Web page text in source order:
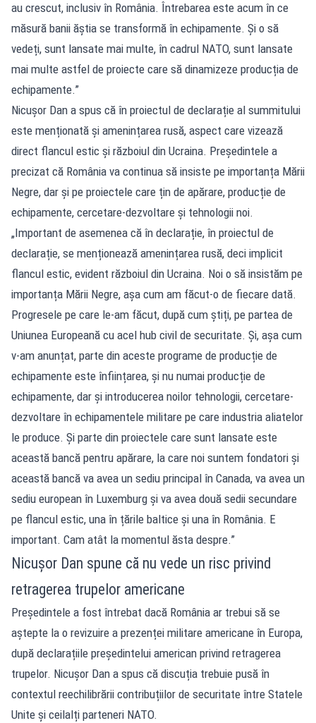
au crescut, inclusiv în România. Întrebarea este acum în ce
măsură banii ăștia se transformă în echipamente. Și o să
vedeți, sunt lansate mai multe, în cadrul NATO, sunt lansate
mai multe astfel de proiecte care să dinamizeze producția de
echipamente.”
Nicușor Dan a spus că în proiectul de declarație al summitului
este menționată și amenințarea rusă, aspect care vizează
direct flancul estic și războiul din Ucraina. Președintele a
precizat că România va continua să insiste pe importanța Mării
Negre, dar și pe proiectele care țin de apărare, producție de
echipamente, cercetare-dezvoltare și tehnologii noi.
„Important de asemenea că în declarație, în proiectul de
declarație, se menționează amenințarea rusă, deci implicit
flancul estic, evident războiul din Ucraina. Noi o să insistăm pe
importanța Mării Negre, așa cum am făcut-o de fiecare dată.
Progresele pe care le-am făcut, după cum știți, pe partea de
Uniunea Europeană cu acel hub civil de securitate. Și, așa cum
v-am anunțat, parte din aceste programe de producție de
echipamente este înființarea, și nu numai producție de
echipamente, dar și introducerea noilor tehnologii, cercetare-
dezvoltare în echipamentele militare pe care industria aliatelor
le produce. Și parte din proiectele care sunt lansate este
această bancă pentru apărare, la care noi suntem fondatori și
această bancă va avea un sediu principal în Canada, va avea un
sediu european în Luxemburg și va avea două sedii secundare
pe flancul estic, una în țările baltice și una în România. E
important. Cam atât la momentul ăsta despre.”
Nicușor Dan spune că nu vede un risc privind
retragerea trupelor americane
Președintele a fost întrebat dacă România ar trebui să se
aștepte la o revizuire a prezenței militare americane în Europa,
după declarațiile președintelui american privind retragerea
trupelor. Nicușor Dan a spus că discuția trebuie pusă în
contextul reechilibrării contribuțiilor de securitate între Statele
Unite și ceilalți parteneri NATO.